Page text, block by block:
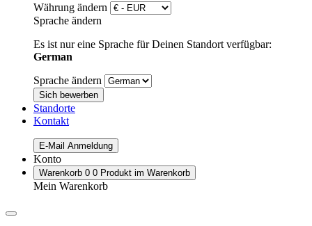
Währung ändern
Sprache ändern
Es ist nur eine Sprache für Deinen Standort verfügbar:
German
Sprache ändern
Sich bewerben
Standorte
Kontakt
E-Mail Anmeldung
Konto
Warenkorb 0 0 Produkt im Warenkorb
Mein Warenkorb